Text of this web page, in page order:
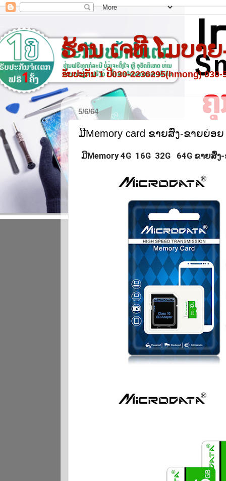
ຮ້ານ ເຈທີ ໂມບາ
ຮັບປະກັນ 1 ປີ030-2236295(hmong) 030-
5/6/64
ມີMemory card ຂາຍສົ່ງ-ຂາຍຍ່ອ
ມີMemory 4G 16G 32G 64G ຂາຍສົ່